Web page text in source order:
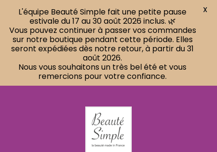
L'équipe Beauté Simple fait une petite pause
estivale du 17 au 30 août 2026 inclus. 🌿
Vous pouvez continuer à passer vos commandes
sur notre boutique pendant cette période. Elles
seront expédiées dès notre retour, à partir du 31
août 2026.
Nous vous souhaitons un très bel été et vous
remercions pour votre confiance.
X